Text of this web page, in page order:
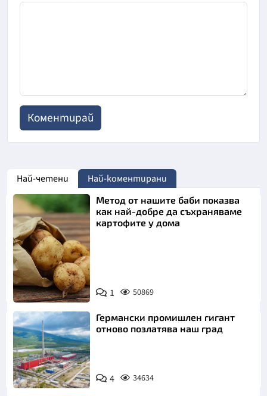
Най-четени Най-коментирани
Снимка:
Пиксабей
Метод от нашите баби показва
как най-добре да съхраняваме
картофите у дома
1 50869
Германски промишлен гигант
отново позлатява наш град
4 34634